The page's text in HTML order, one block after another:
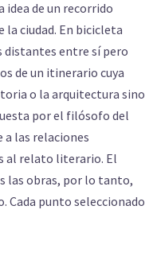
de un recorrido
ciudad. En bicicleta
distantes entre sí pero
de un itinerario cuya
o la arquitectura sino
por el filósofo del
las relaciones
al relato literario. El
las obras, por lo tanto,
Cada punto seleccionado